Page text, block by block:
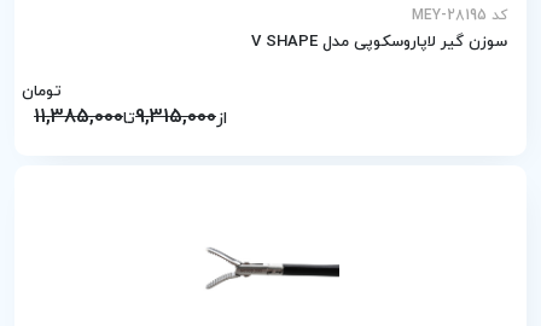
کد MEY-28195
سوزن گیر لاپاروسکوپی مدل V SHAPE
از9,315,000تا11,385,000
تومان